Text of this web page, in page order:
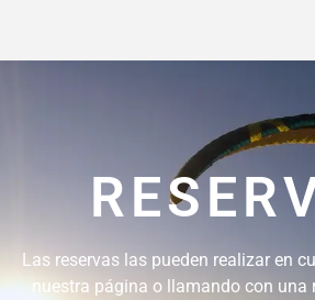
Las reservas las pueden realizar en
nuestra página o llamando con una